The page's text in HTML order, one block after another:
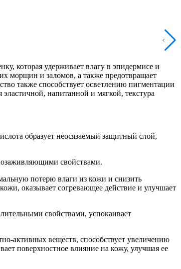
которая удерживает влагу в эпидермисе и
морщин и заломов, а также предотвращает
также способствует осветлению пигментации
напитанной и мягкой, текстура
образует неосязаемый защитный слой,
свойствами.
потерю влаги из кожи и снизить
оказывает согревающее действие и улучшает
свойствами, успокаивает
активных веществ, способствует увеличению
поверхностное влияние на кожу, улучшая ее